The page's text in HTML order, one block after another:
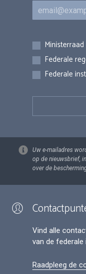
E-mail
Inschrijvingen
Ministerraad
Federale
Federale
Uw e-mailadres
op de nieuwsbrief,
over de
Vind alle
van de federale
Raadpleeg de